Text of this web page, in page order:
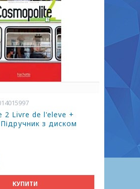
2 Livre de l'eleve +
з диском
КУПИТИ